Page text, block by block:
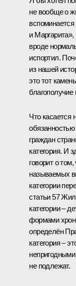
не вообще о
и Маргарита»,
вроде
испортил.
из нашей
это тот
благополучие
Что касается
обязанностью
граждан
категория. И
говорит о
называемых
категории
статьи 57
категории –
формами
определён
категория –
не подлежат.